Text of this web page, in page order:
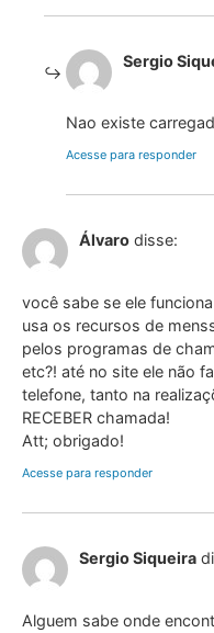
Sergio
Nao existe
Acesse para responder
Álvaro disse:
você sabe se ele
usa os recursos de
pelos programas de
etc?! até no site ele não
telefone, tanto na
RECEBER chamada!
Att; obrigado!
Acesse para responder
Sergio Siqueira
Alguem sabe onde